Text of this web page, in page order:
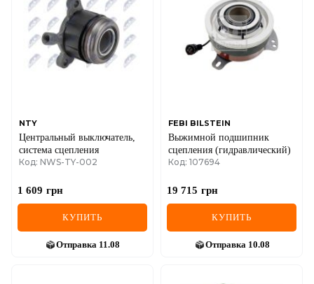
NTY
Центральный выключатель,
система сцепления
Код: NWS-TY-002
1 609 грн
КУПИТЬ
Отправка 11.08
FEBI BILSTEIN
Выжимной подшипник
сцепления (гидравлический)
Код: 107694
19 715 грн
КУПИТЬ
Отправка 10.08